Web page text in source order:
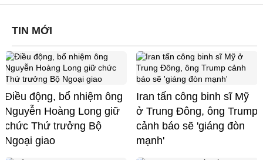
TIN MỚI
Điều động, bổ nhiệm ông
Nguyễn Hoàng Long giữ
chức Thứ trưởng Bộ
Ngoại giao
Iran tấn công binh sĩ Mỹ
ở Trung Đông, ông Trump
cảnh báo sẽ 'giáng đòn
mạnh'